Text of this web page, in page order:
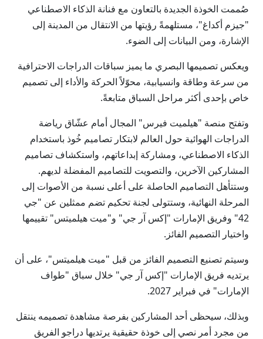
صُممت الخوذة الجديدة بالتعاون مع فنانة الذكاء الاصطناعي
"جيزم أكداغ"، مستلهمةً رؤيتها من الانتقال من المدينة إلى
الإشارة، ومن البيانات إلى الضوء.
ويعكس تصميمها البصري ما يميز سباقات الدراجات الاحترافية
من سرعة وطاقة وانسيابية، محوّلاً الحركة والأداء إلى تصميم
خاص بإحدى أكثر مراحل السباق متابعةً.
وتفتح منصة "هيلميت فيرس" المجال أمام عشّاق رياضة
الدراجات الهوائية حول العالم لابتكار تصاميم خُوذ باستخدام
الذكاء الاصطناعي، ومشاركة إبداعاتهم، واستكشاف تصاميم
المشاركين الآخرين، والتصويت للتصاميم المفضلة لديهم.
وستتأهل التصاميم الحاصلة على أعلى نسبة من الأصوات إلى
المرحلة النهائية، وستتولى لجنة تحكيم تضم ممثلين عن "جي
42" وفريق الإمارات "إكس آر جي" و"ميت هيلميتس" تقييمها
واختيار التصميم الفائز.
وسيتم تصنيع التصميم الفائز من قبل "ميت هيلميتس"، على أن
يرتديه فريق الإمارات "إكس آر جي" خلال سباق "طواف
الإمارات" في فبراير 2027.
وبذلك، سيحظى أحد المشاركين بفرصة مشاهدة تصميمه ينتقل
من مجرد أمر نصي إلى خوذة حقيقية يرتديها دراجو الفريق